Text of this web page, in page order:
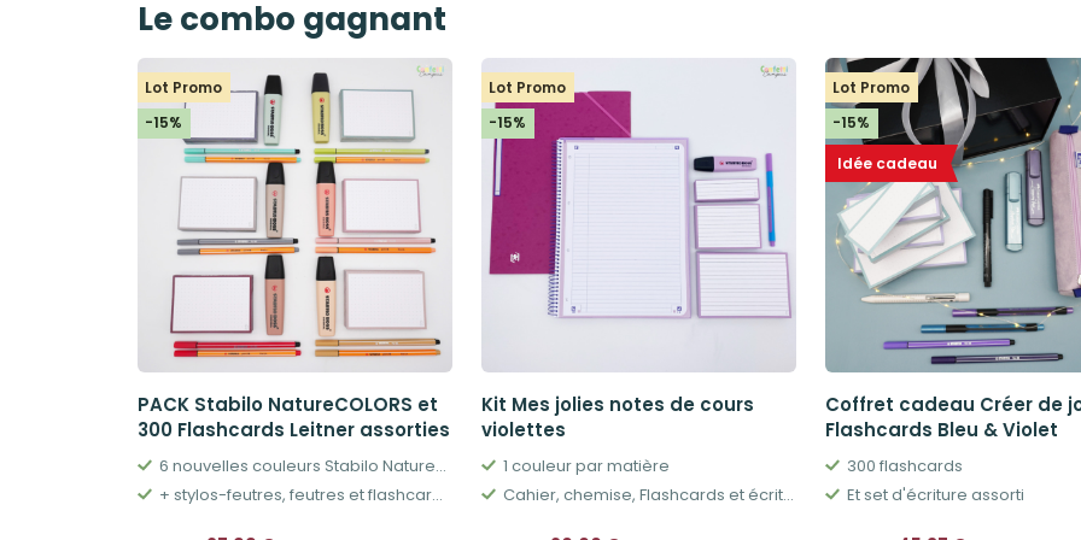
Le combo gagnant
Lot Promo
-15%
PACK Stabilo NatureCOLORS et
300 Flashcards Leitner assorties
6 nouvelles couleurs Stabilo NatureCOLORS
+ stylos-feutres, feutres et flashcards assorties
Lot Promo
-15%
Kit Mes jolies notes de cours
violettes
1 couleur par matière
Cahier, chemise, Flashcards et écriture
Lot Promo
-15%
Idée cadeau
Coffret cadeau Créer de
Flashcards Bleu & Violet
300 flashcards
Et set d'écriture assorti